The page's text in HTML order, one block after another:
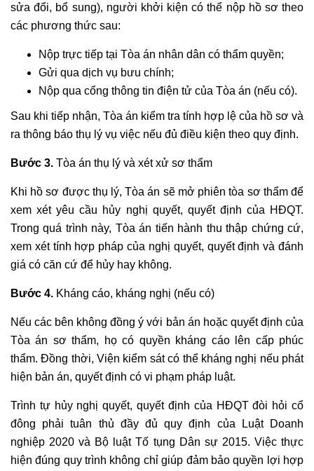
sửa đổi, bổ sung), người khởi kiện có thể nộp hồ sơ theo
các phương thức sau:
Nộp trực tiếp tại Tòa án nhân dân có thẩm quyền;
Gửi qua dịch vụ bưu chính;
Nộp qua cổng thông tin điện tử của Tòa án (nếu có).
Sau khi tiếp nhận, Tòa án kiểm tra tính hợp lệ của hồ sơ và
ra thông báo thụ lý vụ việc nếu đủ điều kiện theo quy định.
Bước 3. Tòa án thụ lý và xét xử sơ thẩm
Khi hồ sơ được thụ lý, Tòa án sẽ mở phiên tòa sơ thẩm để
xem xét yêu cầu hủy nghị quyết, quyết định của HĐQT.
Trong quá trình này, Tòa án tiến hành thu thập chứng cứ,
xem xét tính hợp pháp của nghị quyết, quyết định và đánh
giá có căn cứ để hủy hay không.
Bước 4. Kháng cáo, kháng nghị (nếu có)
Nếu các bên không đồng ý với bản án hoặc quyết định của
Tòa án sơ thẩm, họ có quyền kháng cáo lên cấp phúc
thẩm. Đồng thời, Viện kiểm sát có thể kháng nghị nếu phát
hiện bản án, quyết định có vi phạm pháp luật.
Trình tự hủy nghị quyết, quyết định của HĐQT đòi hỏi cổ
đông phải tuân thủ đầy đủ quy định của Luật Doanh
nghiệp 2020 và Bộ luật Tố tụng Dân sự 2015. Việc thực
hiện đúng quy trình không chỉ giúp đảm bảo quyền lợi hợp